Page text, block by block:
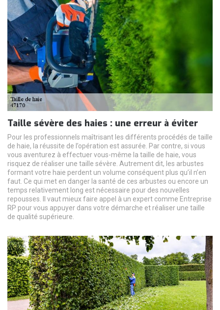
Taille sévère des haies : une erreur à éviter
Pour les professionnels maîtrisant les différents procédés de taille
de haie, la réussite de l’opération est assurée. Par contre, si vous
vous aventurez à effectuer vous-même la taille de haie, vous
risquez de réaliser une taille sévère. Autrement dit, les arbustes
formant votre haie perdent un volume conséquent plus qu’il n’en
faut. Ce qui met en danger la santé de ces arbustes ou encore un
temps relativement long est nécessaire pour des nouvelles
repousses. Il vaut mieux faire appel à un expert comme Entreprise
RP pour vous appuyer dans votre démarche et réaliser une taille
de qualité supérieure.